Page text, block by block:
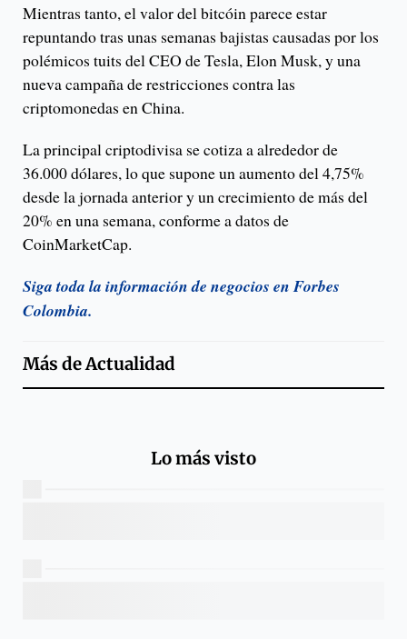
Mientras tanto, el valor del bitcóin parece estar
repuntando tras unas semanas bajistas causadas por los
polémicos tuits del CEO de Tesla, Elon Musk, y una
nueva campaña de restricciones contra las
criptomonedas en China.
La principal criptodivisa se cotiza a alrededor de
36.000 dólares, lo que supone un aumento del 4,75%
desde la jornada anterior y un crecimiento de más del
20% en una semana, conforme a datos de
CoinMarketCap.
Siga toda la información de negocios en Forbes
Colombia.
Más deActualidad
Lo más visto